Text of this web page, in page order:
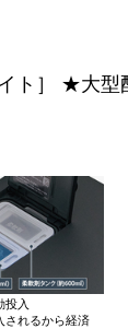
ト］ ★大型
投入
されるから経済